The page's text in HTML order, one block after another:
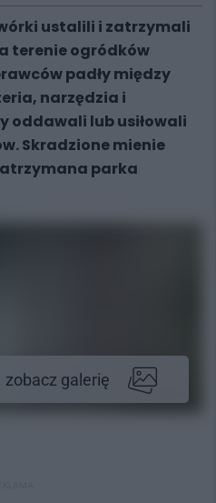
ustalili i zatrzymali
terenie ogródków
padły między
narzędzia i
oddawali lub usiłowali
Skradzione mienie
parka
zobacz galerię